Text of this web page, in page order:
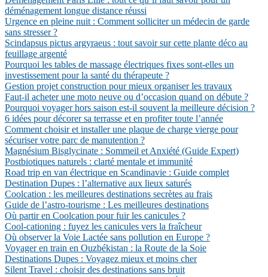
déménagement longue distance réussi
Urgence en pleine nuit : Comment solliciter un médecin de garde
sans stresser ?
Scindapsus pictus argyraeus : tout savoir sur cette plante déco au
feuillage argenté
Pourquoi les tables de massage électriques fixes sont-elles un
investissement pour la santé du thérapeute ?
Gestion projet construction pour mieux organiser les travaux
Faut-il acheter une moto neuve ou d’occasion quand on débute ?
Pourquoi voyager hors saison est-il souvent la meilleure décision ?
6 idées pour décorer sa terrasse et en profiter toute l’année
Comment choisir et installer une plaque de charge vierge pour
sécuriser votre parc de manutention ?
Magnésium Bisglycinate : Sommeil et Anxiété (Guide Expert)
Postbiotiques naturels : clarté mentale et immunité
Road trip en van électrique en Scandinavie : Guide complet
Destination Dupes : l’alternative aux lieux saturés
Coolcation : les meilleures destinations secrètes au frais
Guide de l’astro-tourisme : Les meilleures destinations
Où partir en Coolcation pour fuir les canicules ?
Cool-cationing : fuyez les canicules vers la fraîcheur
Où observer la Voie Lactée sans pollution en Europe ?
Voyager en train en Ouzbékistan : la Route de la Soie
Destinations Dupes : Voyagez mieux et moins cher
Silent Travel : choisir des destinations sans bruit